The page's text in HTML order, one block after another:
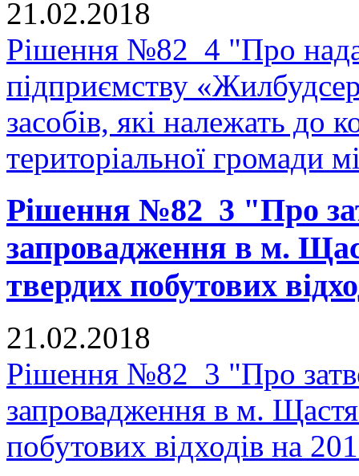
21.02.2018
Рішення №82_4 "Про
підприємству
засобів, які належать до
територіальної громади
Рішення №82_3 "Про
запровадження в м.
твердих побутових
21.02.2018
Рішення №82_3 "Про
запровадження в м.
побутових відходів на